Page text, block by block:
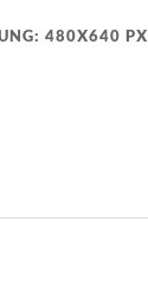
480X640 PX